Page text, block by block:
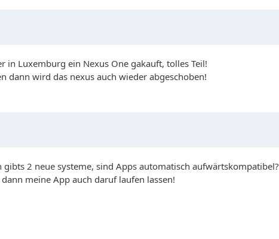
Luxemburg ein Nexus One gakauft, tolles Teil!
dann wird das nexus auch wieder abgeschoben!
2 neue systeme, sind Apps automatisch aufwärtskompatibel?
meine App auch daruf laufen lassen!